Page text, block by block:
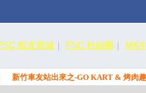
蝦皮商城 FSC 粉絲團
新竹車友站出來之-GO KART & 烤肉